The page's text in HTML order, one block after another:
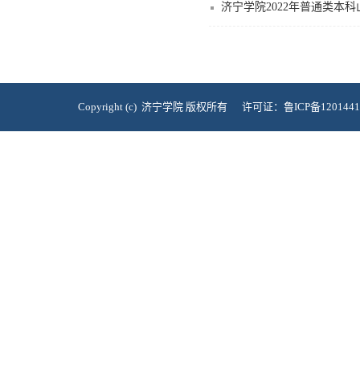
济宁学院2022年普通类本
Copyright (c) 济宁学院 版权所有 许可证：鲁ICP备